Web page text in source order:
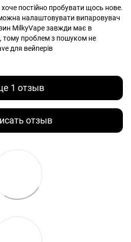
постійно пробувати щось нове.
налаштовувати випаровувач
MilkyVape завжди має в
тому проблем з пошуком не
для вейперів
1 отзыв
отзыв